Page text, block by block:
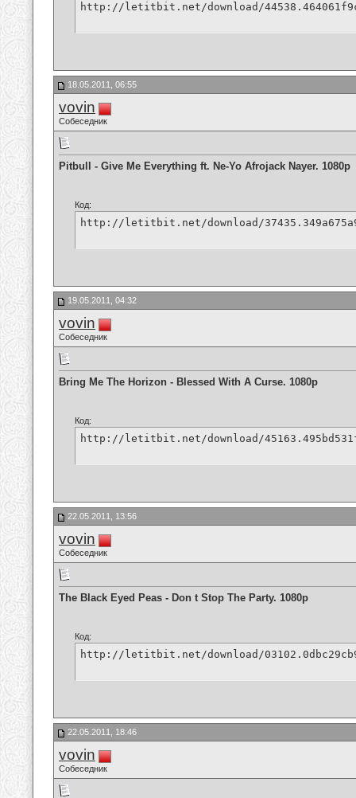
http://letitbit.net/download/
18.05.2011, 06:55
vovin
Собеседник
Pitbull - Give Me Everything ft. Ne-Yo Afrojack Nayer. 1080p
Код:
http://letitbit.net/download/
19.05.2011, 04:32
vovin
Собеседник
Bring Me The Horizon - Blessed With A Curse. 1080p
Код:
http://letitbit.net/download/
22.05.2011, 13:56
vovin
Собеседник
The Black Eyed Peas - Don t Stop The Party. 1080p
Код:
http://letitbit.net/download/
22.05.2011, 18:46
vovin
Собеседник